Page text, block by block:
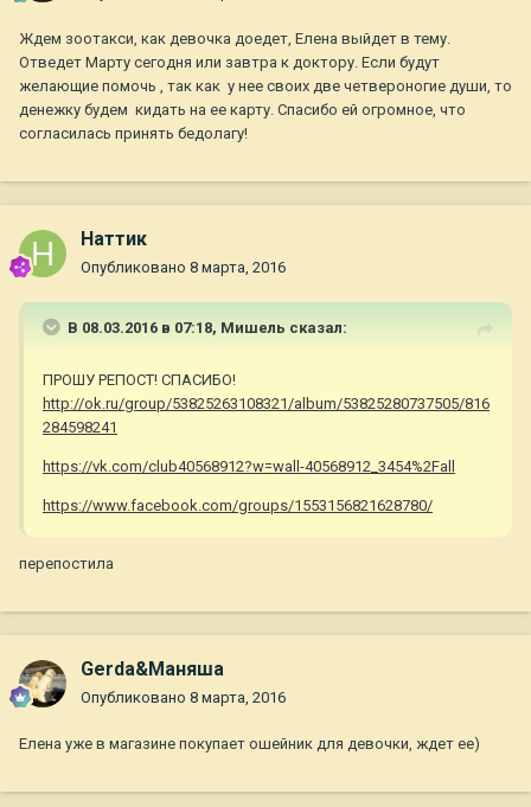
Ждем зоотакси, как девочка доедет, Елена выйдет в тему.
Отведет Марту сегодня или завтра к доктору. Если будут
желающие помочь , так как у нее своих две четвероногие души, то
денежку будем кидать на ее карту. Спасибо ей огромное, что
согласилась принять бедолагу!
Наттик
Опубликовано 8 марта, 2016
В 08.03.2016 в 07:18, Мишель сказал:
ПРОШУ РЕПОСТ! СПАСИБО!
http://ok.ru/group/53825263108321/album/53825280737505/816
284598241
https://vk.com/club40568912?w=wall-40568912_3454%2Fall
https://www.facebook.com/groups/1553156821628780/
перепостила
Gerda&Маняша
Опубликовано 8 марта, 2016
Елена уже в магазине покупает ошейник для девочки, ждет ее)